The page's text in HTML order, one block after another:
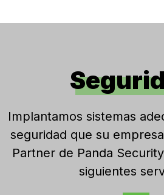
Implantamos sistemas
seguridad que su
Partner de Panda
siguientes